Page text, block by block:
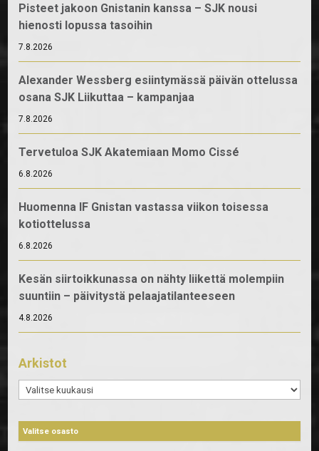
Pisteet jakoon Gnistanin kanssa – SJK nousi
hienosti lopussa tasoihin
7.8.2026
Alexander Wessberg esiintymässä päivän ottelussa
osana SJK Liikuttaa – kampanjaa
7.8.2026
Tervetuloa SJK Akatemiaan Momo Cissé
6.8.2026
Huomenna IF Gnistan vastassa viikon toisessa
kotiottelussa
6.8.2026
Kesän siirtoikkunassa on nähty liikettä molempiin
suuntiin – päivitystä pelaajatilanteeseen
4.8.2026
Arkistot
Arkistot